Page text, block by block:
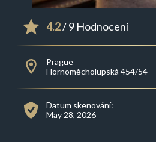
4.2/ 9 Hodnocení
Prague
Hornoměcholupská 454/54
Datum skenování:
May 28, 2026